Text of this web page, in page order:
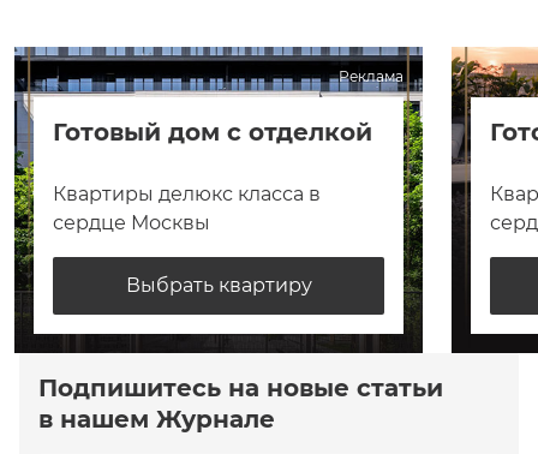
Реклама
Готовый дом с отделкой
Квартиры делюкс класса в
сердце Москвы
Выбрать квартиру
Подпишитесь на новые статьи
в нашем Журнале